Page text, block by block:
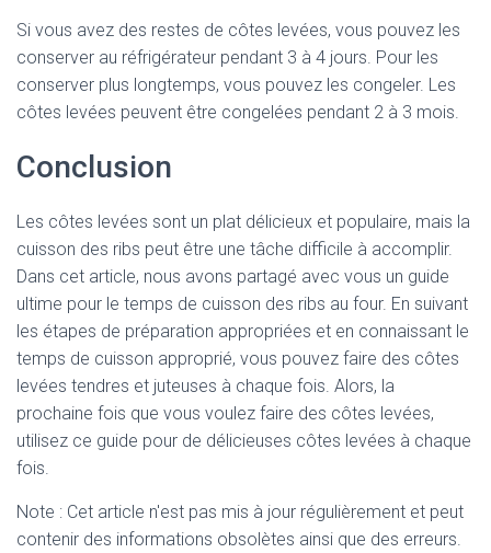
Si vous avez des restes de côtes levées, vous pouvez les
conserver au réfrigérateur pendant 3 à 4 jours. Pour les
conserver plus longtemps, vous pouvez les congeler. Les
côtes levées peuvent être congelées pendant 2 à 3 mois.
Conclusion
Les côtes levées sont un plat délicieux et populaire, mais la
cuisson des ribs peut être une tâche difficile à accomplir.
Dans cet article, nous avons partagé avec vous un guide
ultime pour le temps de cuisson des ribs au four. En suivant
les étapes de préparation appropriées et en connaissant le
temps de cuisson approprié, vous pouvez faire des côtes
levées tendres et juteuses à chaque fois. Alors, la
prochaine fois que vous voulez faire des côtes levées,
utilisez ce guide pour de délicieuses côtes levées à chaque
fois.
Note : Cet article n'est pas mis à jour régulièrement et peut
contenir des informations obsolètes ainsi que des erreurs.